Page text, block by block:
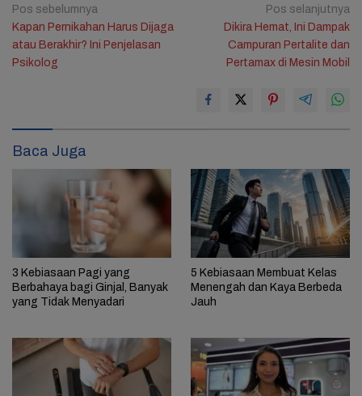
Navigasi
pos
Pos sebelumnya
Kapan Pernikahan Harus Dijaga
atau Berakhir? Ini Penjelasan
Psikolog
Pos selanjutnya
Dikira Hemat, Ini Dampak
Campuran Pertalite dan
Pertamax di Mesin Mobil
Baca Juga
3 Kebiasaan Pagi yang
Berbahaya bagi Ginjal, Banyak
yang Tidak Menyadari
5 Kebiasaan Membuat Kelas
Menengah dan Kaya Berbeda
Jauh